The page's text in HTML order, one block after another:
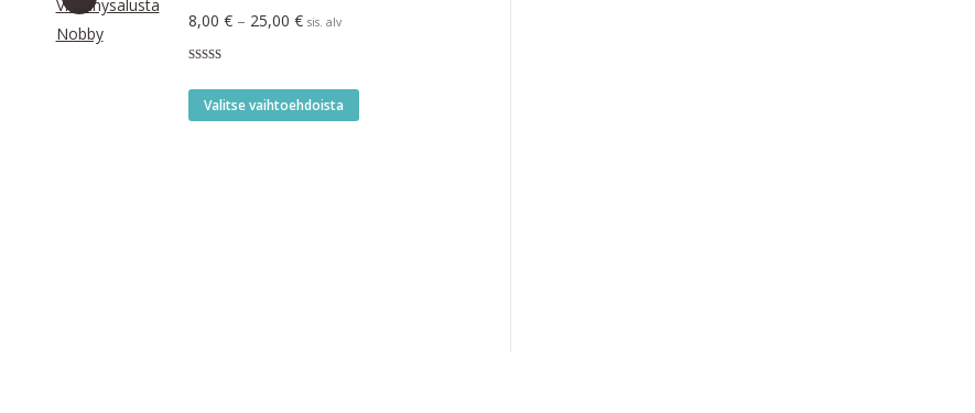
8,00 € – 25,00 €Hintaluokka:
25,00 €
sis. alv
tuotteesta:
5.00/ 5
Valitse vaihtoehdoista